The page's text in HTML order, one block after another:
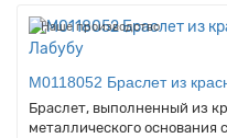
Наше производство
M0118052 Браслет из
Браслет, выполненный из
металлического основания